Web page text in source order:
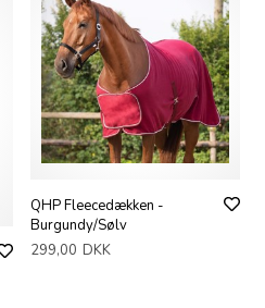
QHP Fleecedækken -
Burgundy/Sølv
299,00 DKK